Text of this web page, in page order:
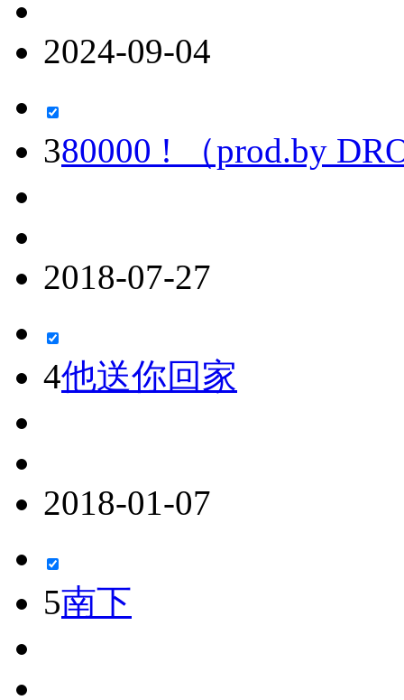
2024-09-04
380000 ! （prod.by
2018-07-27
4他送你回家
2018-01-07
5南下